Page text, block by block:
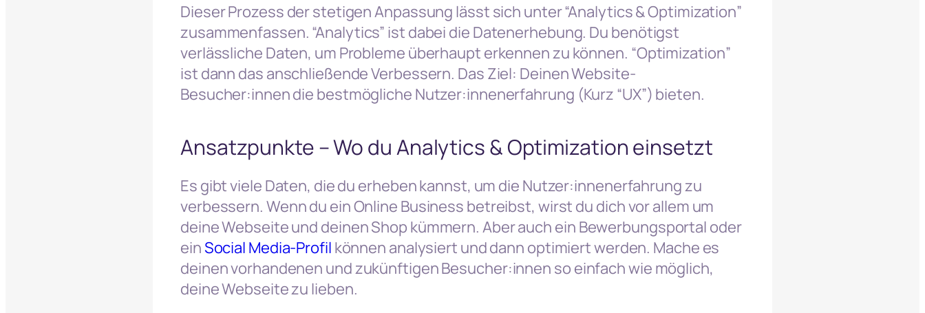
Dieser Prozess der stetigen Anpassung lässt sich unter “Analytics & Optimization”
zusammenfassen. “Analytics” ist dabei die Datenerhebung. Du benötigst
verlässliche Daten, um Probleme überhaupt erkennen zu können. “Optimization”
ist dann das anschließende Verbessern. Das Ziel: Deinen Website-
Besucher:innen die bestmögliche Nutzer:innenerfahrung (Kurz “UX”) bieten.
Ansatzpunkte – Wo du Analytics & Optimization einsetzt
Es gibt viele Daten, die du erheben kannst, um die Nutzer:innenerfahrung zu
verbessern. Wenn du ein Online Business betreibst, wirst du dich vor allem um
deine Webseite und deinen Shop kümmern. Aber auch ein Bewerbungsportal oder
ein Social Media-Profil können analysiert und dann optimiert werden. Mache es
deinen vorhandenen und zukünftigen Besucher:innen so einfach wie möglich,
deine Webseite zu lieben.